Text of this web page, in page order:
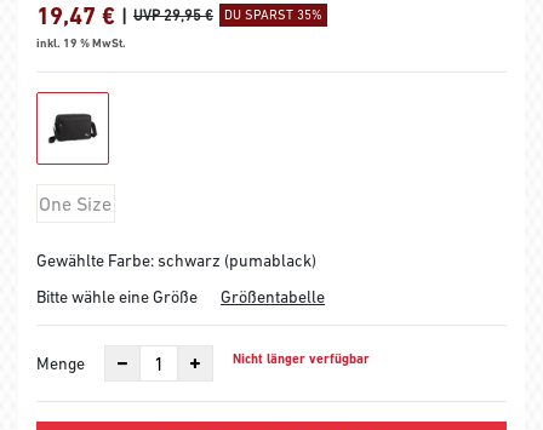
19,47 € | UVP 29,95 € DU SPARST 35%
inkl. 19 % MwSt.
One Size
Gewählte Farbe: schwarz (pumablack)
Bitte wähle eine Größe
Größentabelle
Menge Nicht länger verfügbar